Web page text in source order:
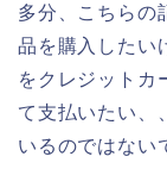
多分、こちらの
品を購入したい
をクレジットカ
て支払いたい、
いるのではない